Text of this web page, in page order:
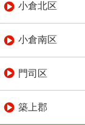
小倉北区
小倉南区
門司区
築上郡